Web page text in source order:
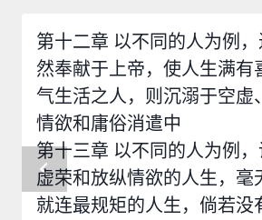
第十二章 以不同的人为例
然奉献于上帝，使人生满有
气生活之人，则沉溺于空虚
情欲和庸俗消遣中
第十三章 以不同的人为例
虚荣和放纵情欲的人生，毫
就连最规矩的人生，倘若没